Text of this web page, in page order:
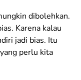
dibolehkan.
Karena kalau
jadi bias. Itu
perlu kita